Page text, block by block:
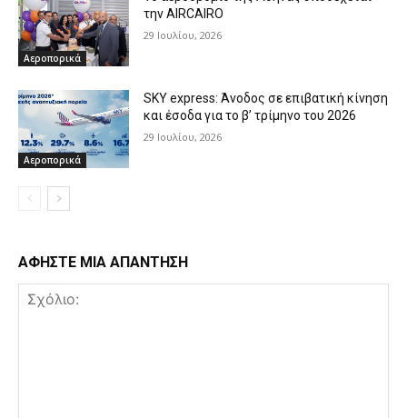
Αεροπορικά
την AIRCAIRO
29 Ιουλίου, 2026
Αεροπορικά
SKY express: Άνοδος σε επιβατική κίνηση
και έσοδα για το β’ τρίμηνο του 2026
29 Ιουλίου, 2026
ΑΦΗΣΤΕ ΜΙΑ ΑΠΑΝΤΗΣΗ